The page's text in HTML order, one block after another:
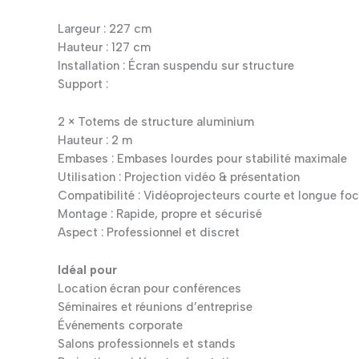
Largeur : 227 cm
Hauteur : 127 cm
Installation : Écran suspendu sur structure
Support :
2 × Totems de structure aluminium
Hauteur : 2 m
Embases : Embases lourdes pour stabilité maximale
Utilisation : Projection vidéo & présentation
Compatibilité : Vidéoprojecteurs courte et longue
Montage : Rapide, propre et sécurisé
Aspect : Professionnel et discret
Idéal pour
Location écran pour conférences
Séminaires et réunions d’entreprise
Événements corporate
Salons professionnels et stands